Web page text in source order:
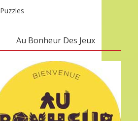
Puzzles
Au Bonheur Des Jeux